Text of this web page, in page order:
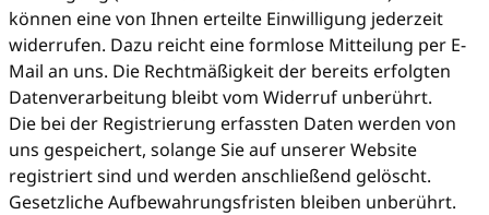
können eine von Ihnen erteilte Einwilligung jederzeit
widerrufen. Dazu reicht eine formlose Mitteilung per E-
Mail an uns. Die Rechtmäßigkeit der bereits erfolgten
Datenverarbeitung bleibt vom Widerruf unberührt.
Die bei der Registrierung erfassten Daten werden von
uns gespeichert, solange Sie auf unserer Website
registriert sind und werden anschließend gelöscht.
Gesetzliche Aufbewahrungsfristen bleiben unberührt.